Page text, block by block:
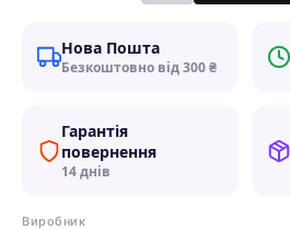
Нова Пошта
Безкоштовно від 300 ₴
Гарантія
повернення
14 днів
Виробник